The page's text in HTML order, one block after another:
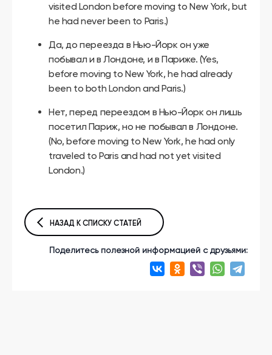
visited London before moving to New York, but
he had never been to Paris.)
Да, до переезда в Нью-Йорк он уже
побывал и в Лондоне, и в Париже. (Yes,
before moving to New York, he had already
been to both London and Paris.)
Нет, перед переездом в Нью-Йорк он лишь
посетил Париж, но не побывал в Лондоне.
(No, before moving to New York, he had only
traveled to Paris and had not yet visited
London.)
НАЗАД К СПИСКУ СТАТЕЙ
Поделитесь полезной информацией с друзьями: